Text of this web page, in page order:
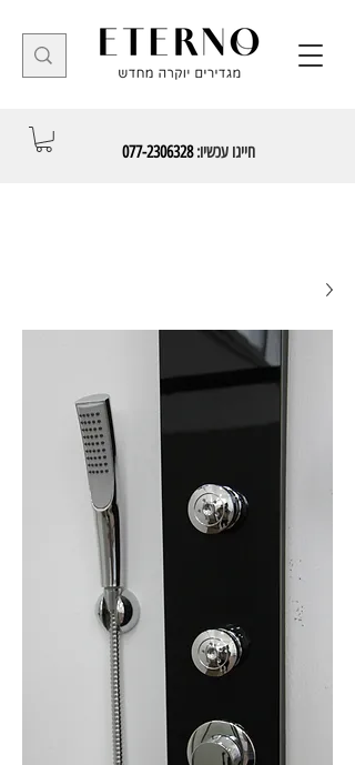
חייגו עכשיו:077-2306328